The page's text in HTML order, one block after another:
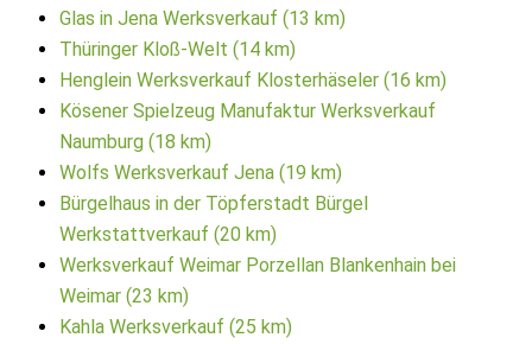
Glas in Jena Werksverkauf (13 km)
Thüringer Kloß-Welt (14 km)
Henglein Werksverkauf Klosterhäseler (16 km)
Kösener Spielzeug Manufaktur Werksverkauf
Naumburg (18 km)
Wolfs Werksverkauf Jena (19 km)
Bürgelhaus in der Töpferstadt Bürgel
Werkstattverkauf (20 km)
Werksverkauf Weimar Porzellan Blankenhain bei
Weimar (23 km)
Kahla Werksverkauf (25 km)